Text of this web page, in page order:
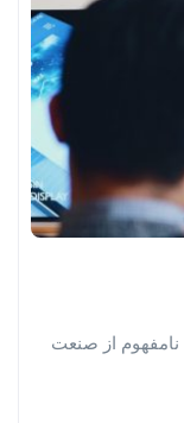
نامفهوم از صنعت